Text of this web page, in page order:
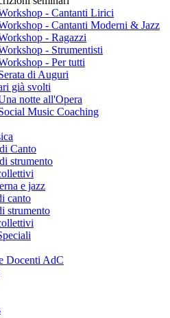
- Cantanti Lirici
- Cantanti Moderni & Jazz
- Ragazzi
- Strumentisti
- Per tutti
di Auguri
già svolti
notte all'Opera
Music Coaching
Canto
strumento
e jazz
canto
strumento
Docenti AdC